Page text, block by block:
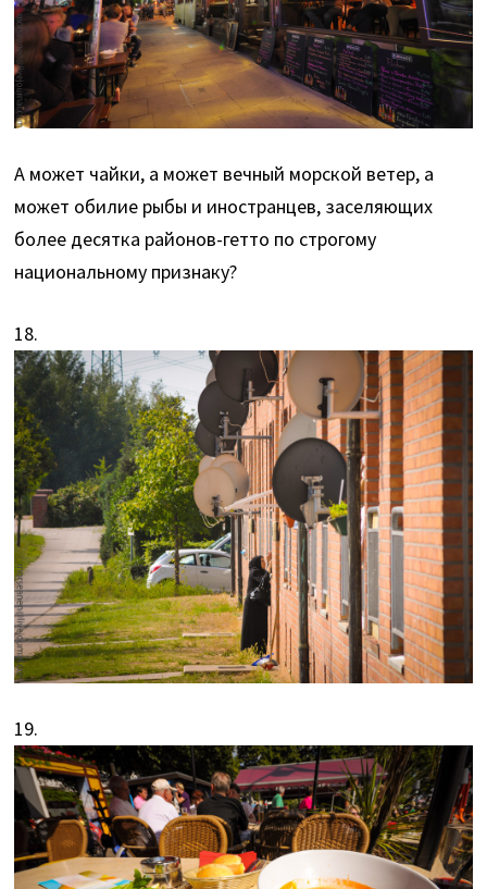
А может чайки, а может вечный морской ветер, а
может обилие рыбы и иностранцев, заселяющих
более десятка районов-гетто по строгому
национальному признаку?
18.
19.